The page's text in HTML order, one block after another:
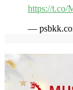
https://t.co/
—